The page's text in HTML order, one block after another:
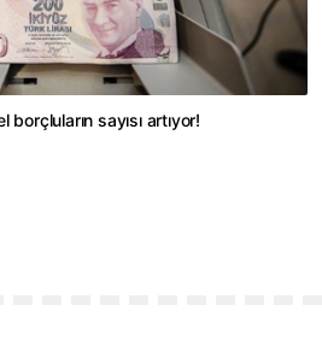
sayısı artıyor!